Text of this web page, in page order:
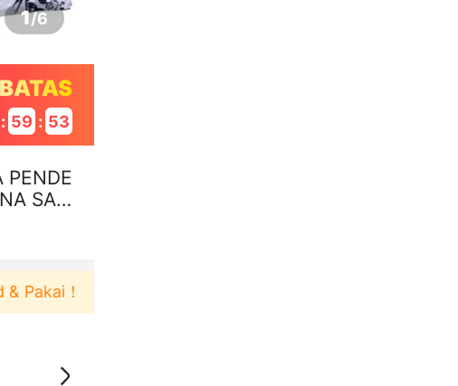
1/6
: 59 : 52
PENDE
SAN
！ Pengguna baru berbelanja di aplikasi Akulaku bisa